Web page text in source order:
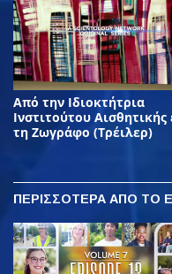
Από την Ιδιοκτήτρια
Ινστιτούτου Αισθητικής
τη Ζωγράφο (Τρέιλερ)
ΠΕΡΙΣΣΟΤΕΡΑ ΑΠΟ ΤΟ